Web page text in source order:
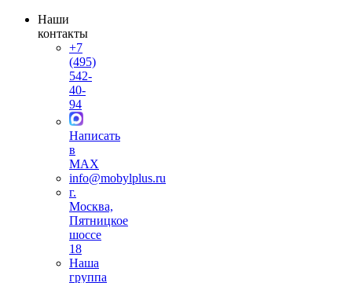
Наши
контакты
+7
(495)
542-
40-
94
Написать
в
MAX
info@mobylplus.ru
г.
Москва,
Пятницкое
шоссе
18
Наша
группа